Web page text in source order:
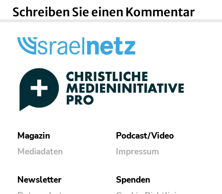
Schreiben Sie einen Kommentar
Magazin
Mediadaten
Podcast/Video
Impressum
Newsletter
Spenden